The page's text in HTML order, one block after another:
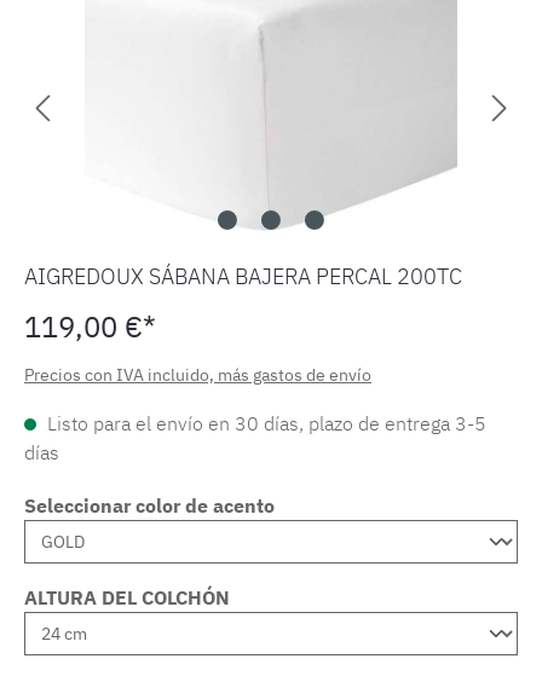
AIGREDOUX SÁBANA BAJERA PERCAL 200TC
119,00 €*
Precios con IVA incluido, más gastos de envío
Listo para el envío en 30 días, plazo de entrega 3-5
días
Seleccionar color de acento
ALTURA DEL COLCHÓN